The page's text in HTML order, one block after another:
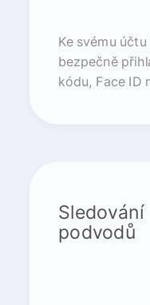
Ke svému
bezpečně
kódu, Face ID
Sledování
podvodů